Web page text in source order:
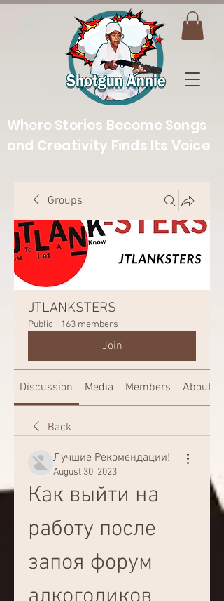
Where Stories Become Songs
and Creativity Finds Its Voice
Groups
JTLANKSTERS
Public · 163 members
Join
Discussion Media Members About
Back
Лучшие Рекомендации!
August 30, 2023
Как выйти на
работу после
запоя форум